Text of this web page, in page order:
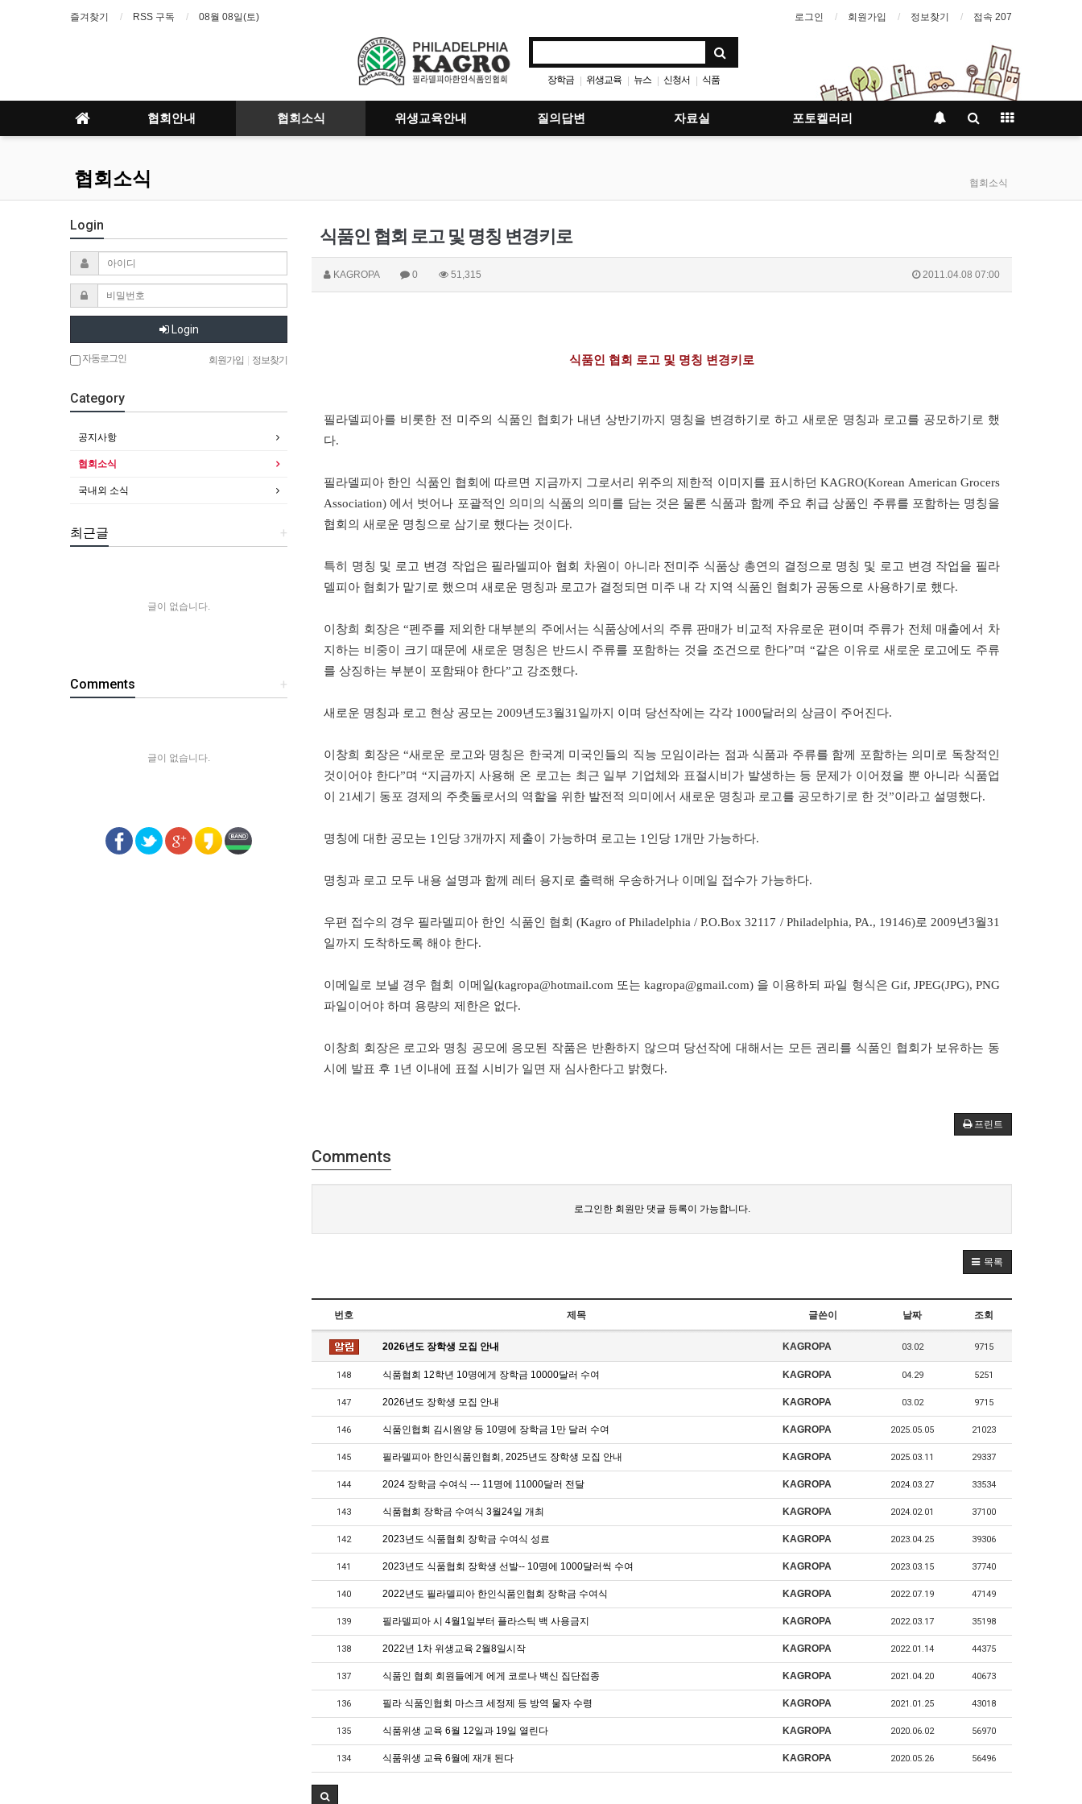
즐겨찾기 RSS 구독 08월 08일(토) 로그인 회원가입 정보찾기 접속 207
장학금 | 위생교육 | 뉴스 | 신청서 | 식품
협회안내 협회소식 위생교육안내 질의답변 자료실 포토켈러리
협회소식 협회소식
식품인 협회 로고 및 명칭 변경키로
KAGROPA 0 51,315 2011.04.08 07:00
식품인 협회 로고 및 명칭 변경키로
필라델피아를 비롯한 전 미주의 식품인 협회가 내년 상반기까지 명칭을 변경하기로 하고 새로운 명칭과 로고를 공모하기로 했
다.
필라델피아 한인 식품인 협회에 따르면 지금까지 그로서리 위주의 제한적 이미지를 표시하던 KAGRO(Korean American Grocers
Association) 에서 벗어나 포괄적인 의미의 식품의 의미를 담는 것은 물론 식품과 함께 주요 취급 상품인 주류를 포함하는 명칭을
협회의 새로운 명칭으로 삼기로 했다는 것이다.
특히 명칭 및 로고 변경 작업은 필라델피아 협회 차원이 아니라 전미주 식품상 총연의 결정으로 명칭 및 로고 변경 작업을 필라
델피아 협회가 맡기로 했으며 새로운 명칭과 로고가 결정되면 미주 내 각 지역 식품인 협회가 공동으로 사용하기로 했다.
이창희
회장은 “펜주를 제외한 대부분의 주에서는 식품상에서의 주류 판매가 비교적 자유로운 편이며 주류가 전체 매출에서 차
지하는 비중이 크기 때문에 새로운 명칭은 반드시 주류를 포함하는 것을 조건으로 한다”며 “같은 이유로 새로운 로고에도 주류
를 상징하는 부분이 포함돼야 한다”고 강조했다.
새로운 명칭과 로고 현상 공모는 2009년도3월31일까지 이며 당선작에는 각각 1000달러의 상금이 주어진다.
이창희
회장은 “새로운 로고와 명칭은 한국계 미국인들의 직능 모임이라는 점과 식품과 주류를 함께 포함하는 의미로 독창적인
것이어야 한다”며 “지금까지 사용해 온 로고는 최근 일부 기업체와 표절시비가 발생하는 등 문제가 이어졌을 뿐 아니라 식품업
이 21세기 동포 경제의 주춧돌로서의 역할을 위한 발전적 의미에서 새로운 명칭과 로고를 공모하기로 한 것”이라고 설명했다.
명칭에 대한 공모는 1인당 3개까지 제출이 가능하며 로고는 1인당 1개만 가능하다.
명칭과 로고 모두 내용 설명과 함께 레터 용지로 출력해 우송하거나 이메일 접수가 가능하다.
우편 접수의 경우 필라델피아 한인 식품인 협회 (Kagro of Philadelphia / P.O.Box 32117 / Philadelphia, PA., 19146)로 2009년3월31
일까지 도착하도록 해야 한다.
이메일로 보낼 경우 협회 이메일(kagropa@hotmail.com 또는 kagropa@gmail.com) 을 이용하되 파일 형식은 Gif, JPEG(JPG), PNG
파일이어야 하며 용량의 제한은 없다.
이창희
회장은 로고와 명칭 공모에 응모된 작품은 반환하지 않으며 당선작에 대해서는 모든 권리를 식품인 협회가 보유하는 동
시에 발표 후 1년 이내에 표절 시비가 일면 재 심사한다고 밝혔다.
프린트
Comments
로그인한 회원만 댓글 등록이 가능합니다.
목록
번호 제목 글쓴이 날짜 조회
2026년도 장학생 모집 안내 KAGROPA 03.02 9715
148 식품협회 12학년 10명에게 장학금 10000달러 수여 KAGROPA 04.29 5251
147 2026년도 장학생 모집 안내 KAGROPA 03.02 9715
146 식품인협회 김시원양 등 10명에 장학금 1만 달러 수여 KAGROPA 2025.05.05 21023
145 필라델피아 한인식품인협회, 2025년도 장학생 모집 안내 KAGROPA 2025.03.11 29337
144 2024 장학금 수여식 --- 11명에 11000달러 전달 KAGROPA 2024.03.27 33534
143 식품협회 장학금 수여식 3월24일 개최 KAGROPA 2024.02.01 37100
142 2023년도 식품협회 장학금 수여식 성료 KAGROPA 2023.04.25 39306
141 2023년도 식품협회 장학생 선발-- 10명에 1000달러씩 수여 KAGROPA 2023.03.15 37740
140 2022년도 필라델피아 한인식품인협회 장학금 수여식 KAGROPA 2022.07.19 47149
139 필라델피아 시 4월1일부터 플라스틱 백 사용금지 KAGROPA 2022.03.17 35198
138 2022년 1차 위생교육 2월8일시작 KAGROPA 2022.01.14 44375
137 식품인 협회 회원들에게 에게 코로나 백신 집단접종 KAGROPA 2021.04.20 40673
136 필라 식품인협회 마스크 세정제 등 방역 물자 수령 KAGROPA 2021.01.25 43018
135 식품위생 교육 6월 12일과 19일 열린다 KAGROPA 2020.06.02 56970
134 식품위생 교육 6월에 재개 된다 KAGROPA 2020.05.26 56496
Login
Login
자동로그인 회원가입 정보찾기
Category
공지사항
협회소식
국내외 소식
+
최근글
글이 없습니다.
+
Comments
글이 없습니다.